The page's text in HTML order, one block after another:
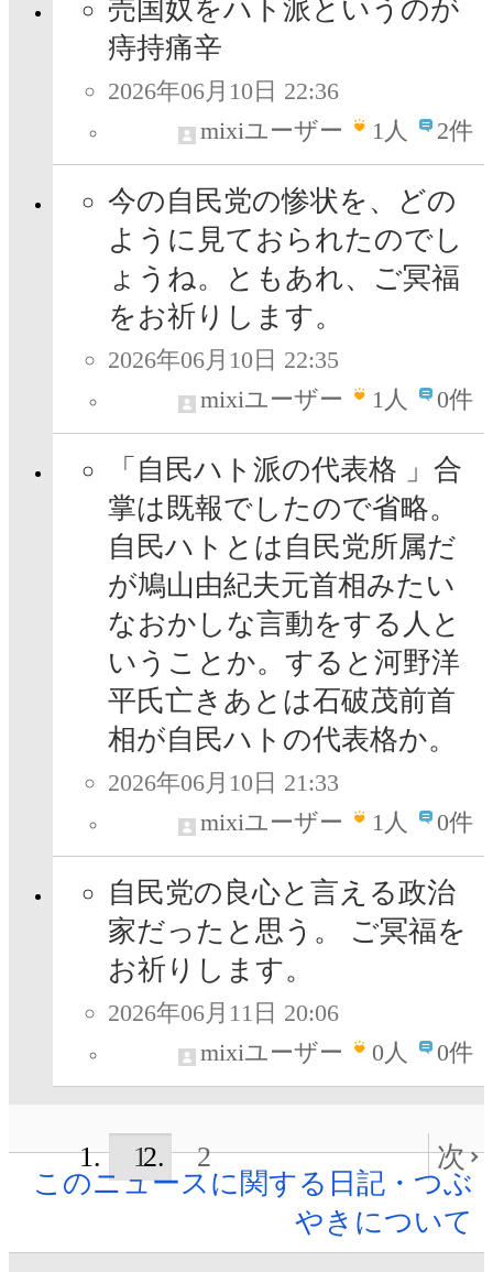
売国奴をハト派というのが
痔持痛辛
2026年06月10日 22:36
mixiユーザー
1人 2件
今の自民党の惨状を、どの
ように見ておられたのでし
ょうね。ともあれ、ご冥福
をお祈りします。
2026年06月10日 22:35
mixiユーザー
1人 0件
「自民ハト派の代表格 」合
掌は既報でしたので省略。
自民ハトとは自民党所属だ
が鳩山由紀夫元首相みたい
なおかしな言動をする人と
いうことか。すると河野洋
平氏亡きあとは石破茂前首
相が自民ハトの代表格か。
2026年06月10日 21:33
mixiユーザー
1人 0件
自民党の良心と言える政治
家だったと思う。 ご冥福を
お祈りします。
2026年06月11日 20:06
mixiユーザー
0人 0件
1 2
次
このニュースに関する日記・つぶ
やきについて